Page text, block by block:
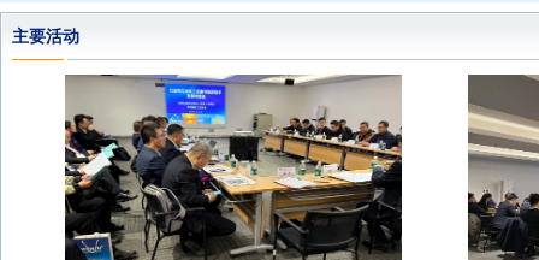
主要活动